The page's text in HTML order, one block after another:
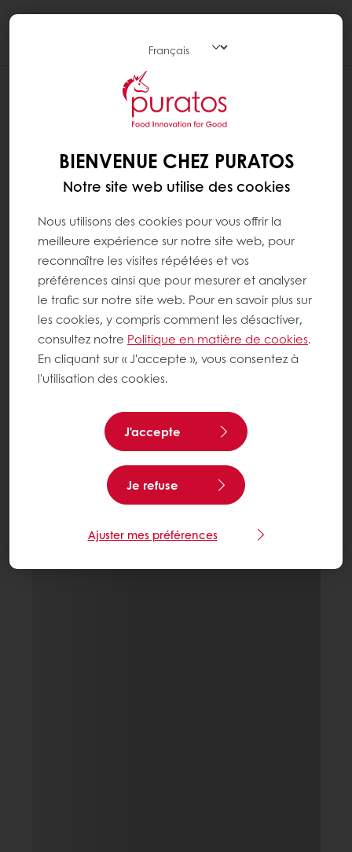
BIENVENUE CHEZ PURATOS
Notre site web utilise des cookies
Nous utilisons des cookies pour vous offrir la
meilleure expérience sur notre site web, pour
reconnaître les visites répétées et vos
préférences ainsi que pour mesurer et analyser
le trafic sur notre site web. Pour en savoir plus sur
les cookies, y compris comment les désactiver,
consultez notre Politique en matière de cookies.
En cliquant sur « J'accepte », vous consentez à
l'utilisation des cookies.
J'accepte
Je refuse
Ajuster mes préférences